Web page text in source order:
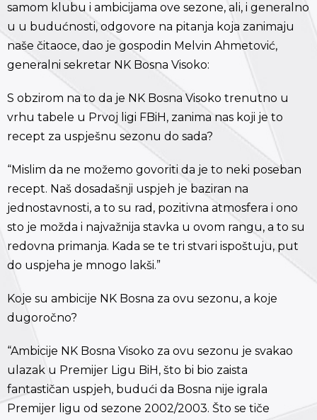
samom klubu i ambicijama ove sezone, ali, i generalno
u u budućnosti, odgovore na pitanja koja zanimaju
naše čitaoce, dao je gospodin Melvin Ahmetović,
generalni sekretar NK Bosna Visoko:
S obzirom na to da je NK Bosna Visoko trenutno u
vrhu tabele u Prvoj ligi FBiH, zanima nas koji je to
recept za uspješnu sezonu do sada?
“Mislim da ne možemo govoriti da je to neki poseban
recept. Naš dosadašnji uspjeh je baziran na
jednostavnosti, a to su rad, pozitivna atmosfera i ono
sto je možda i najvažnija stavka u ovom rangu, a to su
redovna primanja. Kada se te tri stvari ispoštuju, put
do uspjeha je mnogo lakši.”
Koje su ambicije NK Bosna za ovu sezonu, a koje
dugoročno?
“Ambicije NK Bosna Visoko za ovu sezonu je svakao
ulazak u Premijer Ligu BiH, što bi bio zaista
fantastičan uspjeh, budući da Bosna nije igrala
Premijer ligu od sezone 2002/2003. Što se tiče